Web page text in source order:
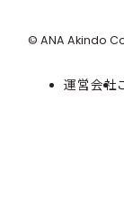
© ANA Akindo
運営会社